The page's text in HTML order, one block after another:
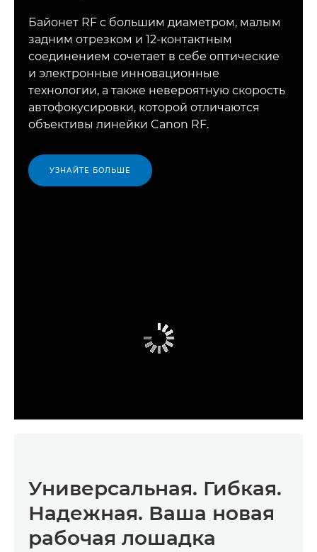
Байонет RF с большим диаметром, малым
задним отрезком и 12-контактным
соединением сочетает в себе оптические
и электронные инновационные
технологии, а также невероятную скорость
автофокусировки, которой отличаются
объективы линейки Canon RF.
УЗНАЙТЕ БОЛЬШЕ
Универсальная. Гибкая.
Надежная. Ваша новая
рабочая лошадка